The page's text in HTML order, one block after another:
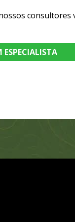
consultores
ESPECIALISTA